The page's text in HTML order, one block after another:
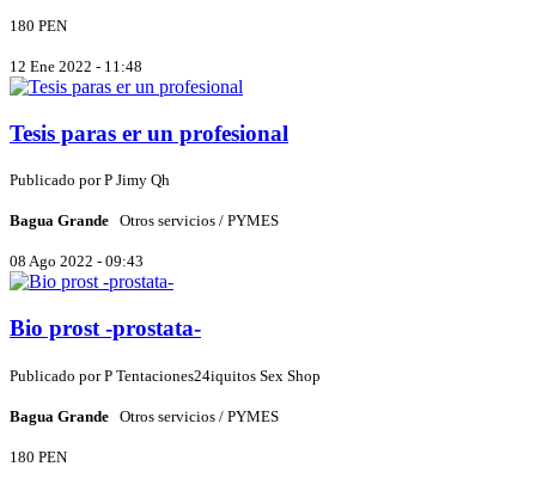
180 PEN
12 Ene 2022 - 11:48
Tesis paras er un profesional
Publicado porP Jimy Qh
Bagua Grande Otros servicios / PYMES
08 Ago 2022 - 09:43
Bio prost -prostata-
Publicado porP Tentaciones24iquitos Sex Shop
Bagua Grande Otros servicios / PYMES
180 PEN